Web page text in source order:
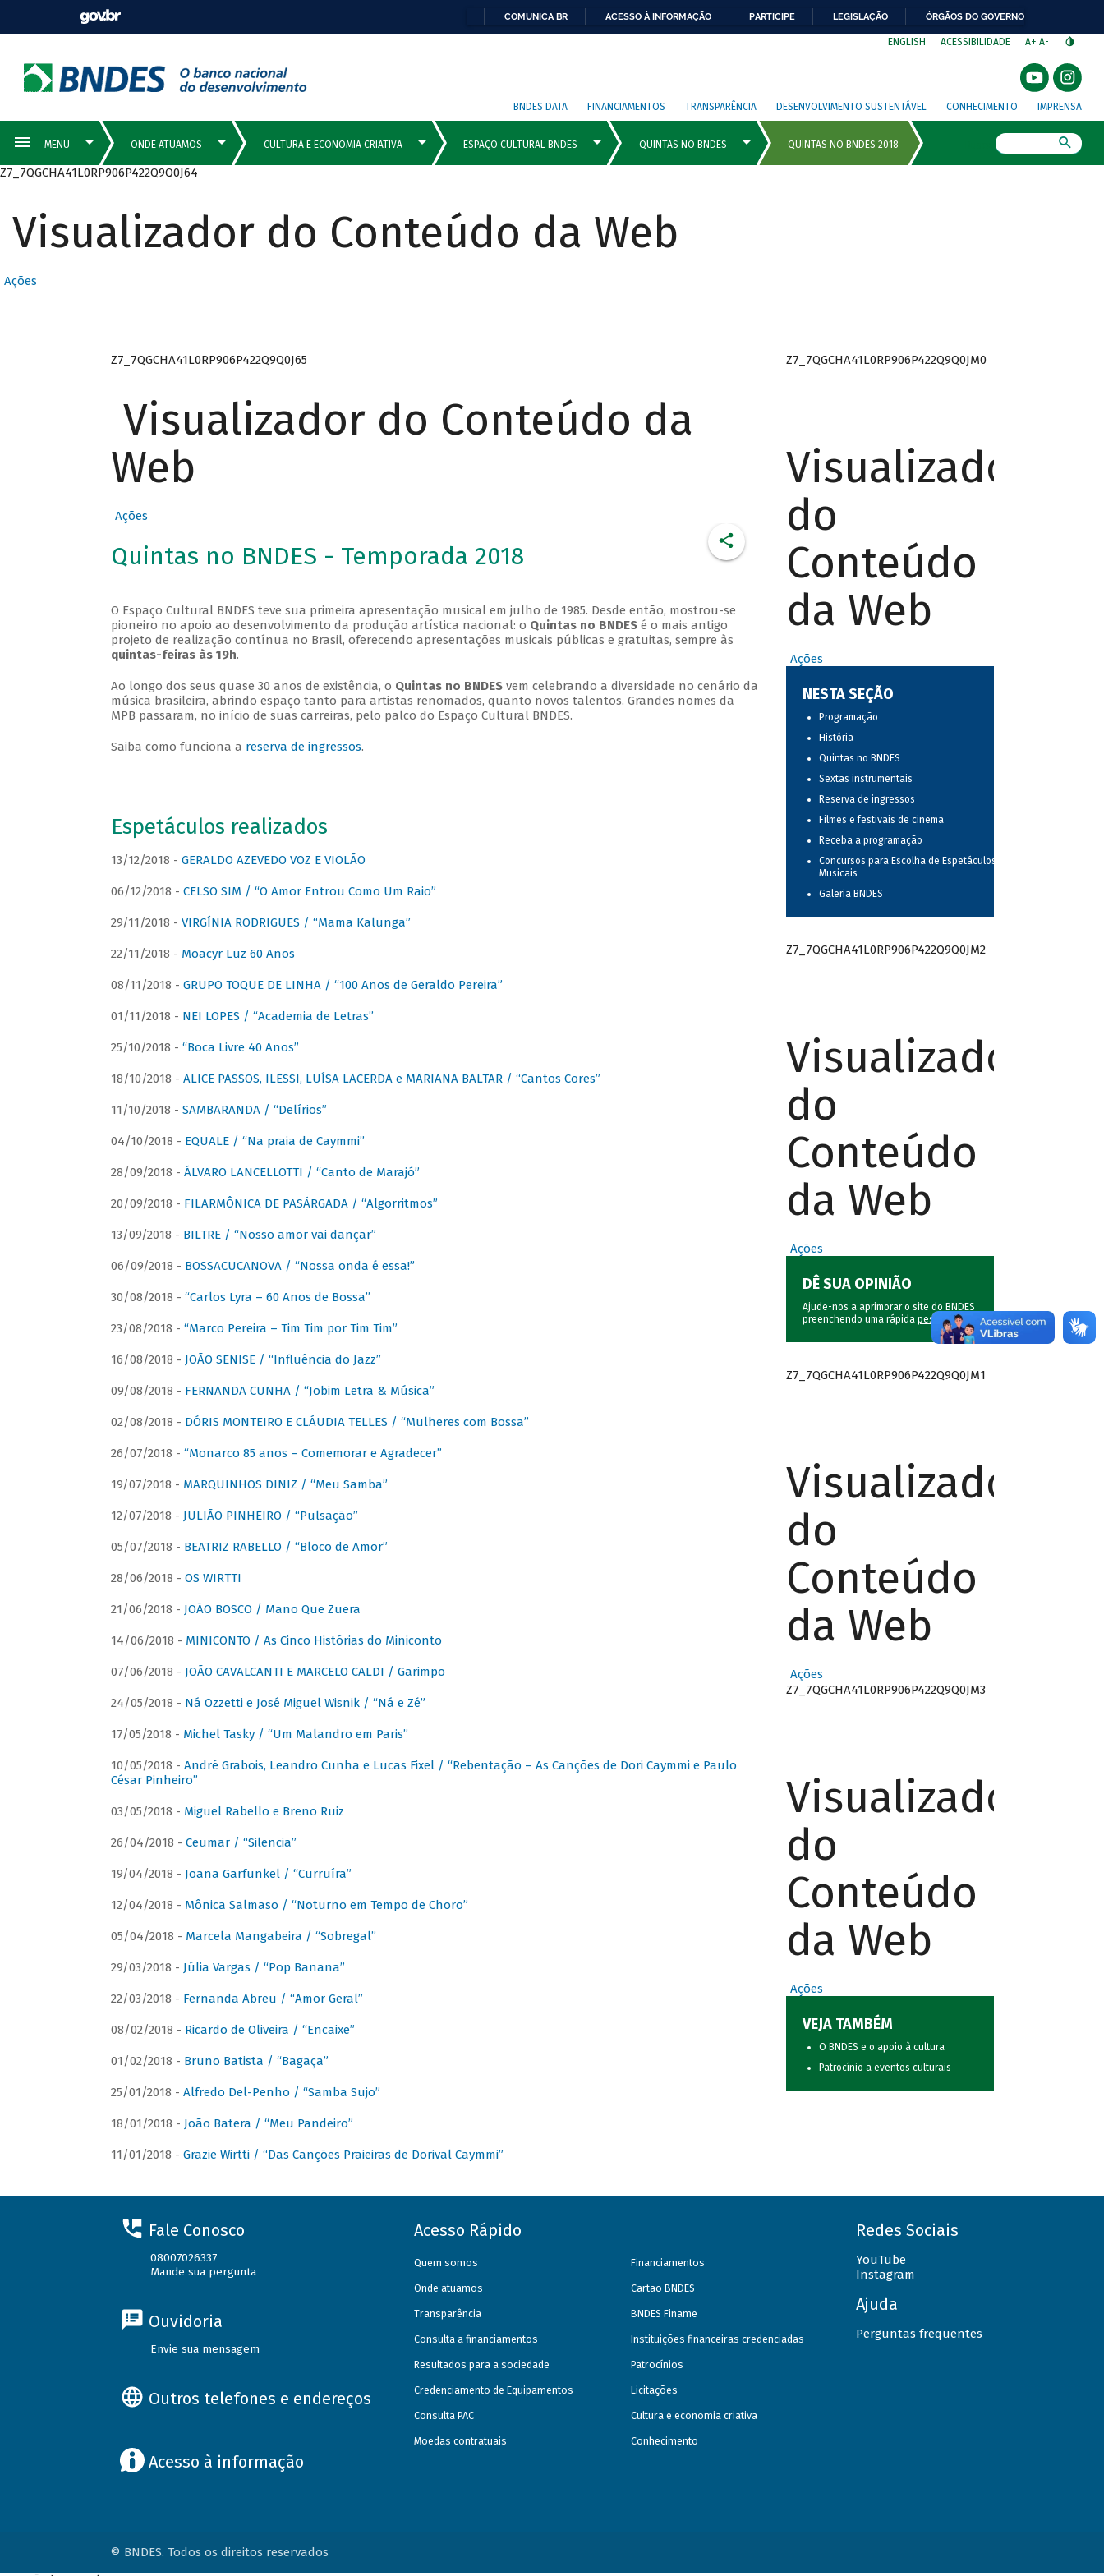
COMUNICA BR ACESSO À INFORMAÇÃO PARTICIPE LEGISLAÇÃO ÓRGÃOS DO GOVERNO
ENGLISH ACESSIBILIDADE A+ A-
BNDES DATA FINANCIAMENTOS TRANSPARÊNCIA DESENVOLVIMENTO SUSTENTÁVEL CONHECIMENTO IMPRENSA
Z7_7QGCHA41L0RP906P422Q9Q0J64
Visualizador do Conteúdo da Web
Ações
Z7_7QGCHA41L0RP906P422Q9Q0J65
Visualizador do Conteúdo da
Web
Ações
Quintas no BNDES - Temporada 2018
O Espaço Cultural BNDES teve sua primeira apresentação musical em julho de 1985. Desde então, mostrou-se
pioneiro no apoio ao desenvolvimento da produção artística nacional: o Quintas no BNDESé o mais antigo
projeto de realização contínua no Brasil, oferecendo apresentações musicais públicas e gratuitas, sempre às
quintas-feiras às 19h.
Ao longo dos seus quase 30 anos de existência, o Quintas no BNDESvem celebrando a diversidade no cenário da
música brasileira, abrindo espaço tanto para artistas renomados, quanto novos talentos. Grandes nomes da
MPB passaram, no início de suas carreiras, pelo palco do Espaço Cultural BNDES.
Saiba como funciona a reserva de ingressos.
Espetáculos realizados
13/12/2018 - GERALDO AZEVEDO VOZ E VIOLÃO
06/12/2018 - CELSO SIM / “O Amor Entrou Como Um Raio”
29/11/2018 - VIRGÍNIA RODRIGUES / “Mama Kalunga”
22/11/2018 - Moacyr Luz 60 Anos
08/11/2018 - GRUPO TOQUE DE LINHA / “100 Anos de Geraldo Pereira”
01/11/2018 - NEI LOPES / “Academia de Letras”
25/10/2018 - “Boca Livre 40 Anos”
18/10/2018 - ALICE PASSOS, ILESSI, LUÍSA LACERDA e MARIANA BALTAR / “Cantos Cores”
11/10/2018 - SAMBARANDA / “Delírios”
04/10/2018 - EQUALE / “Na praia de Caymmi”
28/09/2018 - ÁLVARO LANCELLOTTI / “Canto de Marajó”
20/09/2018 - FILARMÔNICA DE PASÁRGADA / “Algorritmos”
13/09/2018 - BILTRE / “Nosso amor vai dançar”
06/09/2018 - BOSSACUCANOVA / “Nossa onda é essa!”
30/08/2018 - “Carlos Lyra – 60 Anos de Bossa”
23/08/2018 - “Marco Pereira – Tim Tim por Tim Tim”
16/08/2018 - JOÃO SENISE / “Influência do Jazz”
09/08/2018 - FERNANDA CUNHA / “Jobim Letra & Música”
02/08/2018 - DÓRIS MONTEIRO E CLÁUDIA TELLES / “Mulheres com Bossa”
26/07/2018 - “Monarco 85 anos – Comemorar e Agradecer”
19/07/2018 - MARQUINHOS DINIZ / “Meu Samba”
12/07/2018 - JULIÃO PINHEIRO / “Pulsação”
05/07/2018 - BEATRIZ RABELLO / “Bloco de Amor”
28/06/2018 - OS WIRTTI
21/06/2018 - JOÃO BOSCO / Mano Que Zuera
14/06/2018 - MINICONTO / As Cinco Histórias do Miniconto
07/06/2018 - JOÃO CAVALCANTI E MARCELO CALDI / Garimpo
24/05/2018 - Ná Ozzetti e José Miguel Wisnik / “Ná e Zé”
17/05/2018 - Michel Tasky / “Um Malandro em Paris”
10/05/2018 - André Grabois, Leandro Cunha e Lucas Fixel / “Rebentação – As Canções de Dori Caymmi e Paulo
César Pinheiro”
03/05/2018 - Miguel Rabello e Breno Ruiz
26/04/2018 - Ceumar / “Silencia”
19/04/2018 - Joana Garfunkel / “Curruíra”
12/04/2018 - Mônica Salmaso / “Noturno em Tempo de Choro”
05/04/2018 - Marcela Mangabeira / “Sobregal”
29/03/2018 - Júlia Vargas / “Pop Banana”
22/03/2018 - Fernanda Abreu / “Amor Geral”
08/02/2018 - Ricardo de Oliveira / “Encaixe”
01/02/2018 - Bruno Batista / “Bagaça”
25/01/2018 - Alfredo Del-Penho / “Samba Sujo”
18/01/2018 - João Batera / “Meu Pandeiro”
11/01/2018 - Grazie Wirtti / “Das Canções Praieiras de Dorival Caymmi”
Z7_7QGCHA41L0RP906P422Q9Q0JM0
Visualizador
do
Conteúdo
da Web
Ações
NESTA SEÇÃO
Programação
História
Quintas no BNDES
Sextas instrumentais
Reserva de ingressos
Filmes e festivais de cinema
Receba a programação
Concursos para Escolha de Espetáculos
Musicais
Galeria BNDES
Z7_7QGCHA41L0RP906P422Q9Q0JM2
Visualizador
do
Conteúdo
da Web
Ações
DÊ SUA OPINIÃO
Ajude-nos a aprimorar o site do BNDES
preenchendo uma rápida pesquisa.
Z7_7QGCHA41L0RP906P422Q9Q0JM1
Visualizador
do
Conteúdo
da Web
Ações
Z7_7QGCHA41L0RP906P422Q9Q0JM3
Visualizador
do
Conteúdo
da Web
Ações
VEJA TAMBÉM
O BNDES e o apoio à cultura
Patrocínio a eventos culturais
Fale Conosco
08007026337
Mande sua pergunta
Ouvidoria
Envie sua mensagem
Outros telefones e endereços
Acesso à informação
Acesso Rápido
Quem somos
Onde atuamos
Transparência
Consulta a financiamentos
Resultados para a sociedade
Credenciamento de Equipamentos
Consulta PAC
Moedas contratuais
Financiamentos
Cartão BNDES
BNDES Finame
Instituições financeiras credenciadas
Patrocínios
Licitações
Cultura e economia criativa
Conhecimento
Redes Sociais
YouTube
Instagram
Ajuda
Perguntas frequentes
© BNDES. Todos os direitos reservados